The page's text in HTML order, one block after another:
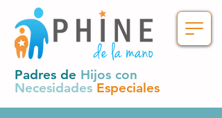
Padres de Hijos con
Necesidades Especiales